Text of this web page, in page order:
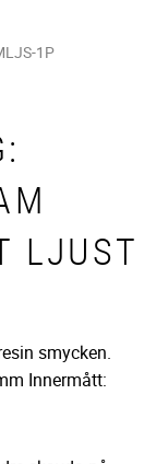
1P
LJUST
smycken.
Innermått: